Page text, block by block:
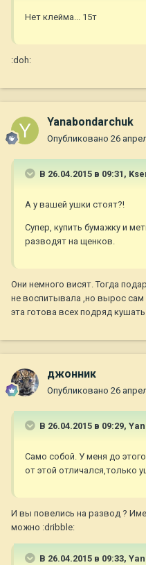
Нет клейма... 15т
:doh:
Yanabondarchuk
Опубликовано 26
В 26.04.2015 в 09:31,
А у вашей ушки стоят?!
Супер, купить бумажку и
разводят на щенков.
Они немного висят. Тогда
не воспитывала ,но вырос
эта готова всех подряд кушать
джонник
Опубликовано 26
В 26.04.2015 в 09:29,
Само собой. У меня до
от этой отличался,только
И вы повелись на развод ?
можно :dribble:
В 26.04.2015 в 09:33,